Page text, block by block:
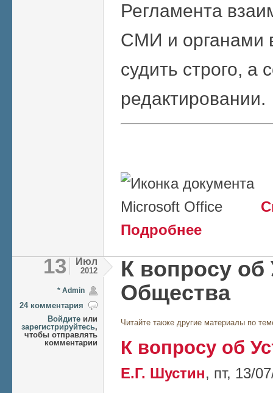
Регламента
СМИ и органами
судить строго, а
редактировании.
Подробнее
13 Июл
2012
* Admin
24 комментария
Войдите или
зарегистрируйтесь,
чтобы отправлять
комментарии
К вопросу об
Общества
Читайте также другие материалы по
К вопросу об
Е.Г. Шустин, пт, 13/